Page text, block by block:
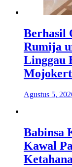
Berhasil
Rumija
Linggau
Agustus 5,
Babinsa
Kawal